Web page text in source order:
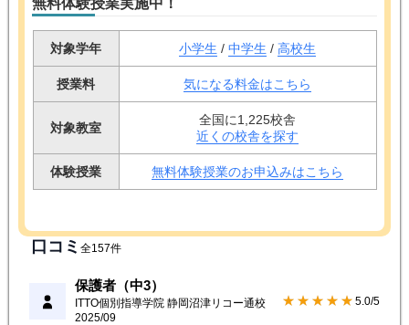
対象学年 小学生 / 中学生 / 高校生
授業料 気になる料金はこちら
対象教室
全国に1,225校舎
近くの校舎を探す
体験授業 無料体験授業のお申込みはこちら
口コミ 全157件
保護者（中3）
ITTO個別指導学院 静岡沼津リコー通校
2025/09
★★★★★ 5.0/5